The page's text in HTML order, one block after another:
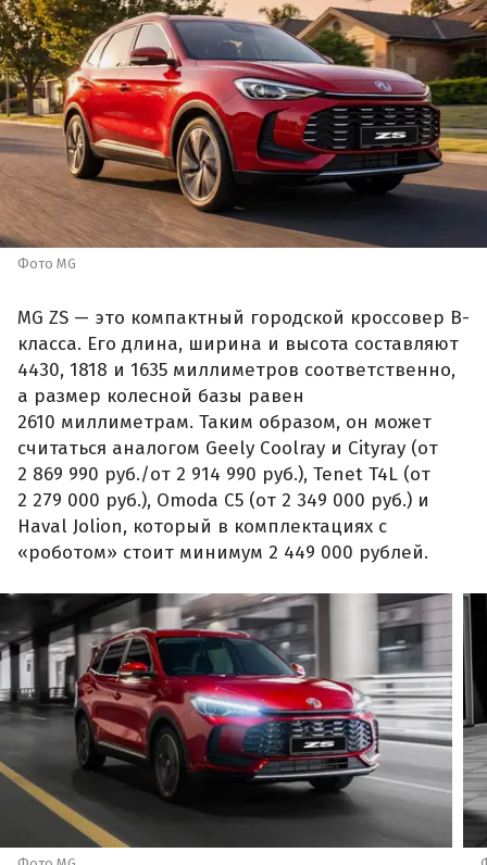
Фото MG
MG ZS — это компактный городской кроссовер B-
класса. Его длина, ширина и высота составляют
4430, 1818 и 1635 миллиметров соответственно,
а размер колесной базы равен
2610 миллиметрам. Таким образом, он может
считаться аналогом Geely Coolray и Cityray (от
2 869 990 руб./от 2 914 990 руб.), Tenet T4L (от
2 279 000 руб.), Omoda C5 (от 2 349 000 руб.) и
Haval Jolion, который в комплектациях с
«роботом» стоит минимум 2 449 000 рублей.